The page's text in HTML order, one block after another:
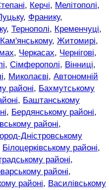
, Керчі, Мелітополі,
, Франику,
, Тернополі, Кременчуці,
Кам'янському, Житомирі,
, Черкасах, Чернігові,
, Сімферополі, Вінниці,
, Миколаєві, Автономній
районі, Бахмутському
, Баштанському
, Бердянському районі,
районі,
Дністровському
Білоцерківському районі,
районі,
районі,
районі, Василівському